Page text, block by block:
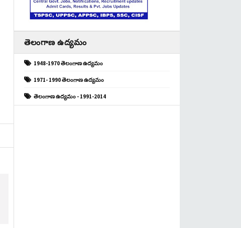
తెలంగాణ ఉద్యమం
1948-1970 తెలంగాణ ఉద్యమం
1971- 1990 తెలంగాణ ఉద్యమం
తెలంగాణ ఉద్యమం - 1991-2014